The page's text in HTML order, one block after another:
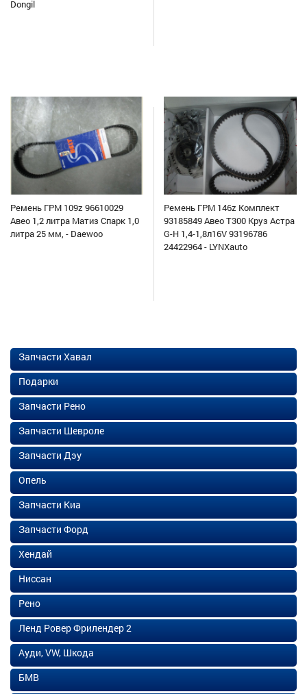
Dongil
Ремень ГРМ 109z 96610029
Авео 1,2 литра Матиз Спарк 1,0
литра 25 мм, - Daewoo
Ремень ГРМ 146z Комплект
93185849 Авео Т300 Круз Астра
G-H 1,4-1,8л16V 93196786
24422964 - LYNXauto
Запчасти Хавал
Подарки
Запчасти Рено
Запчасти Шевроле
Запчасти Дэу
Опель
Запчасти Киа
Запчасти Форд
Хендай
Ниссан
Рено
Ленд Ровер Фрилендер 2
Ауди, VW, Шкода
БМВ